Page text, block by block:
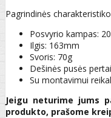
Pagrindinės
Posvyrio kampas:
Ilgis: 163mm
Svoris: 70g
Dešinės pusės
Su montavimui
Jeigu neturime jums
produkto, prašome